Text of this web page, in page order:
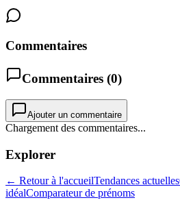
Commentaires
Commentaires (0)
Ajouter un commentaire
Chargement des commentaires...
Explorer
← Retour à l'accueilTendances actuelles
idéalComparateur de prénoms